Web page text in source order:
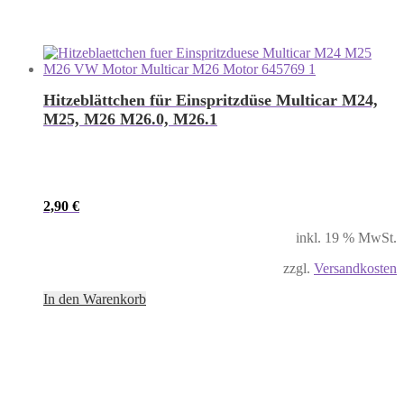
Hitzeblättchen für Einspritzdüse Multicar M24,
M25, M26 M26.0, M26.1
2,90 €
inkl. 19 % MwSt.
zzgl. Versandkosten
In den Warenkorb